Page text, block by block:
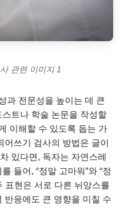
관련 이미지 1
과 전문성을 높이는 데 큰
트나 학술 논문을 작성할
이해할 수 있도록 돕는 가
어쓰기 검사의 방법은 글이
있다면, 독자는 자연스레
들어, “정말 고마워”와 “정
표현은 서로 다른 뉘앙스를
반응에도 큰 영향을 미칠 수